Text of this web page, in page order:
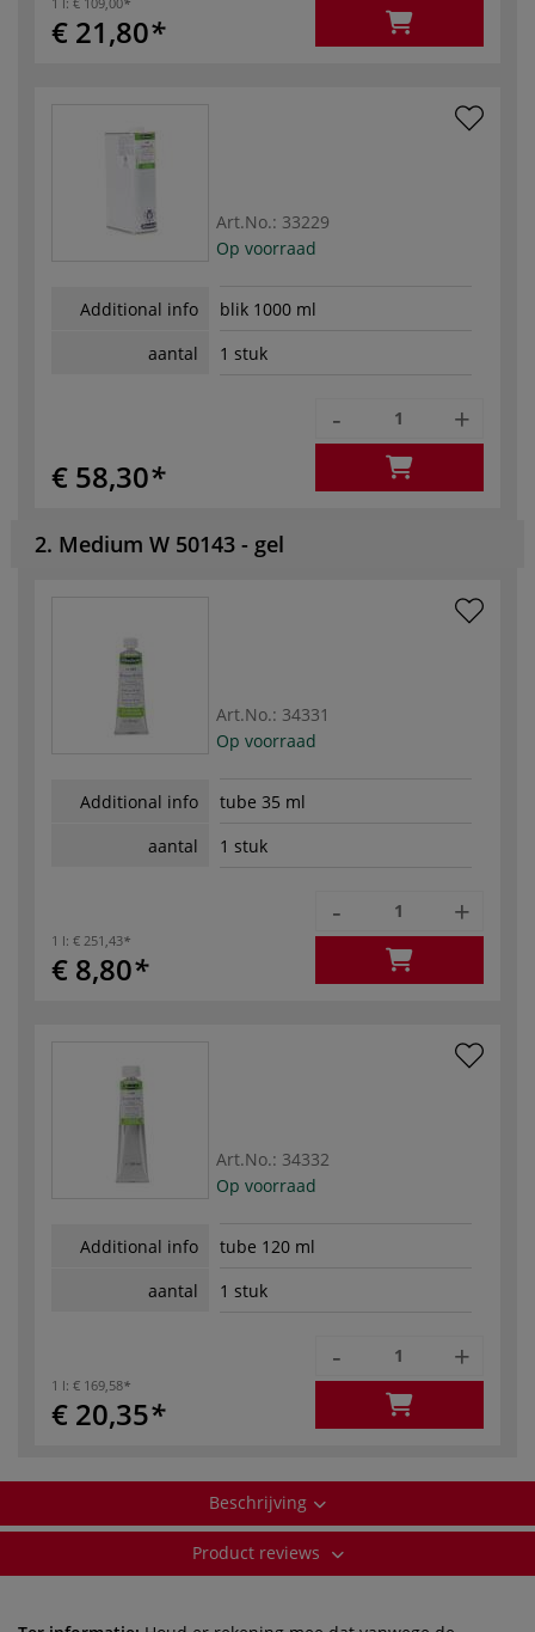
€ 21,80
Art.No.: 33229
Op voorraad
Additional info
blik 1000 ml
aantal
1 stuk
€ 58,30
- +
2. Medium W 50143 - gel
Art.No.: 34331
Op voorraad
Additional info
tube 35 ml
aantal
1 stuk
1 l: € 251,43
€ 8,80
- +
Art.No.: 34332
Op voorraad
Additional info
tube 120 ml
aantal
1 stuk
1 l: € 169,58
€ 20,35
- +
Beschrijving
Product reviews